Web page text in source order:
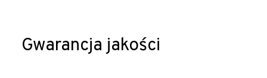
Gwarancja jakości